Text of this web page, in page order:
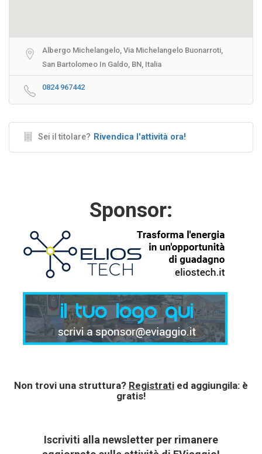
Albergo Michelangelo, Via Michelangelo Buonarroti,
San Bartolomeo In Galdo, BN, Italia
0824 967442
Sei il titolare? Rivendica l'attività ora!
Sponsor:
Non trovi una struttura? Registrati ed aggiungila: è
gratis!
Iscriviti alla newsletter per rimanere